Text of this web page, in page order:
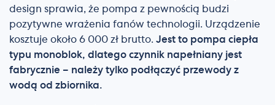
design sprawia, że pompa z pewnością budzi
pozytywne wrażenia fanów technologii. Urządzenie
kosztuje około 6 000 zł brutto. Jest to pompa ciepła
typu monoblok, dlatego czynnik napełniany jest
fabrycznie – należy tylko podłączyć przewody z
wodą od zbiornika.